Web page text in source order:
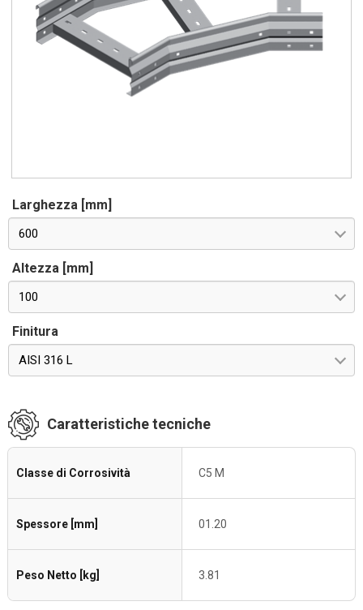
Larghezza [mm]
600
Altezza [mm]
100
Finitura
AISI 316 L
Caratteristiche tecniche
Classe di Corrosività C5 M
Spessore [mm] 01.20
Peso Netto [kg] 3.81